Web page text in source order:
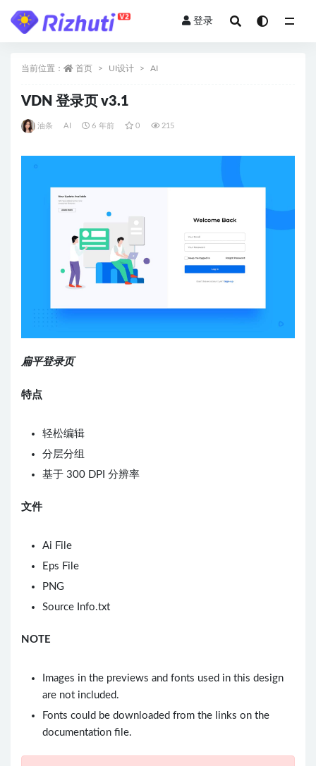
登录
当前位置： 首页 UI设计 AI
VDN 登录页 v3.1
油条 AI 6 年前 0 215
扁平登录页
特点
轻松编辑
分层分组
基于 300 DPI 分辨率
文件
Ai File
Eps File
PNG
Source Info.txt
NOTE
Images in the previews and fonts used in this design
are not included.
Fonts could be downloaded from the links on the
documentation file.